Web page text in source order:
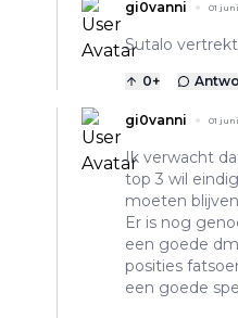
gi0vanni 01 juni
Sutalo
0+
gi0vanni 01 juni
Ik verwacht
top 3 wil
moeten
Er is nog
een goede
posities
een goede